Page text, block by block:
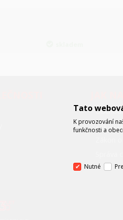
Zákon
Tato
K provozování
funkčnosti a
Nutné